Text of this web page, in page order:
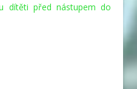
dítěti před nástupem do